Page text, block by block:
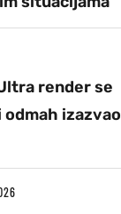
render se
izazvao